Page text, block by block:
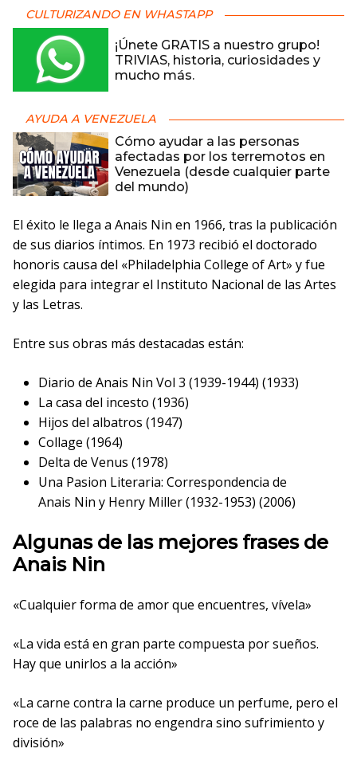
CULTURIZANDO EN WHASTAPP
¡Únete GRATIS a nuestro grupo!
TRIVIAS, historia, curiosidades y
mucho más.
AYUDA A VENEZUELA
Cómo ayudar a las personas
afectadas por los terremotos en
Venezuela (desde cualquier parte
del mundo)
El éxito le llega a Anais Nin en 1966, tras la publicación
de sus diarios íntimos. En 1973 recibió el doctorado
honoris causa del «Philadelphia College of Art» y fue
elegida para integrar el Instituto Nacional de las Artes
y las Letras.
Entre sus obras más destacadas están:
Diario de Anais Nin Vol 3 (1939-1944) (1933)
La casa del incesto (1936)
Hijos del albatros (1947)
Collage (1964)
Delta de Venus (1978)
Una Pasion Literaria: Correspondencia de
Anais Nin y Henry Miller (1932-1953) (2006)
Algunas de las mejores frases de
Anais Nin
«Cualquier forma de amor que encuentres, vívela»
«La vida está en gran parte compuesta por sueños.
Hay que unirlos a la acción»
«La carne contra la carne produce un perfume, pero el
roce de las palabras no engendra sino sufrimiento y
división»